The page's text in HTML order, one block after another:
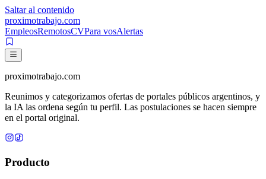
Saltar al contenido
proximotrabajo.com
EmpleosRemotosCVPara vosAlertas
proximotrabajo.com
Reunimos y categorizamos ofertas de portales públicos argentinos, y
la IA las ordena según tu perfil. Las postulaciones se hacen siempre
en el portal original.
Producto